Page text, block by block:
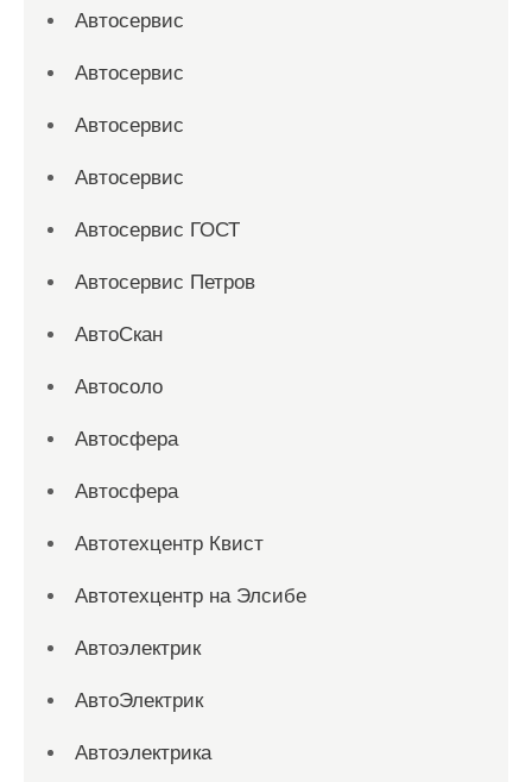
Автосервис
Автосервис
Автосервис
Автосервис
Автосервис ГОСТ
Автосервис Петров
АвтоСкан
Автосоло
Автосфера
Автосфера
Автотехцентр Квист
Автотехцентр на Элсибе
Автоэлектрик
АвтоЭлектрик
Автоэлектрика